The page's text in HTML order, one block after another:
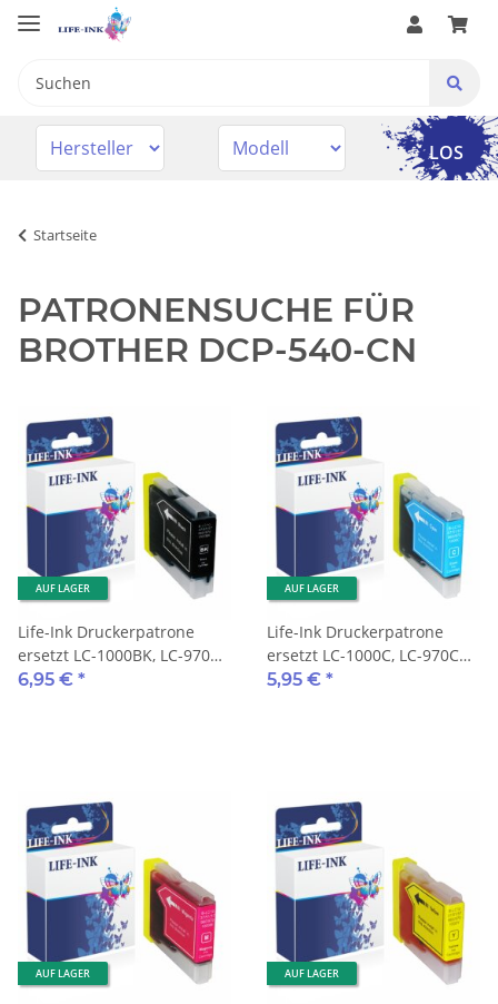
LOS
Startseite
PATRONENSUCHE FÜR
BROTHER DCP-540-CN
AUF LAGER
Life-Ink Druckerpatrone
ersetzt LC-1000BK, LC-970BK
für Brother Drucker black
6,95 € *
AUF LAGER
Life-Ink Druckerpatrone
ersetzt LC-1000C, LC-970C
für Brother Drucker cyan
5,95 € *
AUF LAGER AUF LAGER